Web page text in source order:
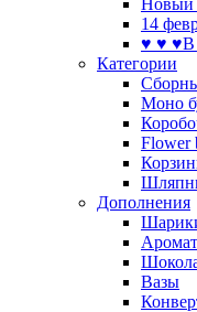
Новый
14
♥ ♥ ♥В
Категории
Моно
Flower
Дополнения
Вазы